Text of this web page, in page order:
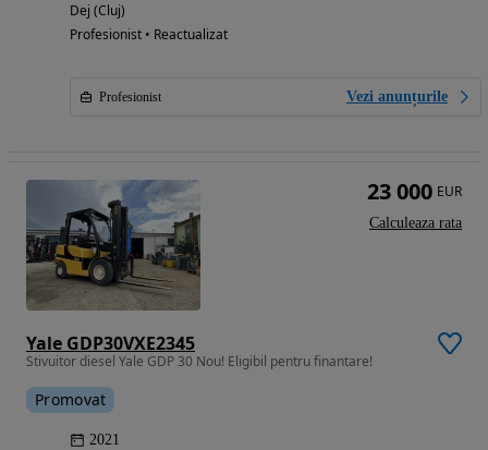
Dej (Cluj)
Profesionist • Reactualizat
Profesionist Vezi anunțurile
Yale GDP30VXE2345
Stivuitor diesel Yale GDP 30 Nou! Eligibil pentru finantare!
Promovat
2021
23 000 EUR
Calculeaza rata